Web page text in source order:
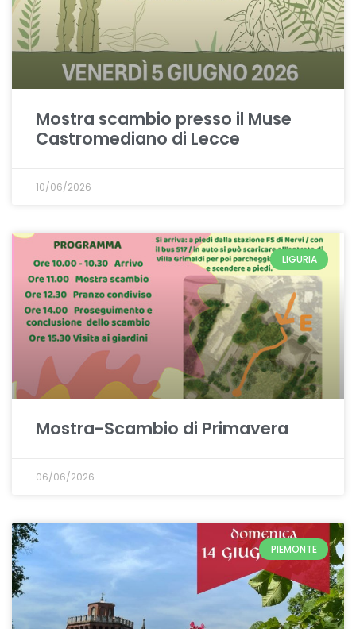
Mostra scambio presso il Muse
Castromediano di Lecce
10/06/2026
LIGURIA
Mostra-Scambio di Primavera
06/06/2026
PIEMONTE